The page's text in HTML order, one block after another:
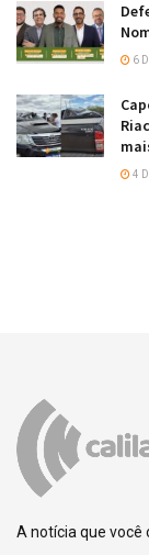
6
4
A notícia que você